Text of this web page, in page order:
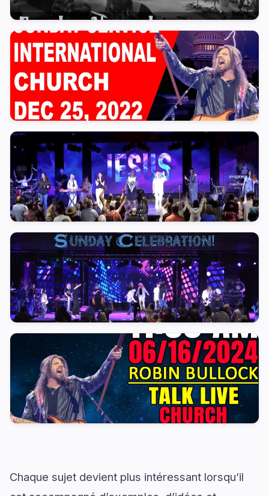
Chaque sujet devient plus intéressant lorsqu’il